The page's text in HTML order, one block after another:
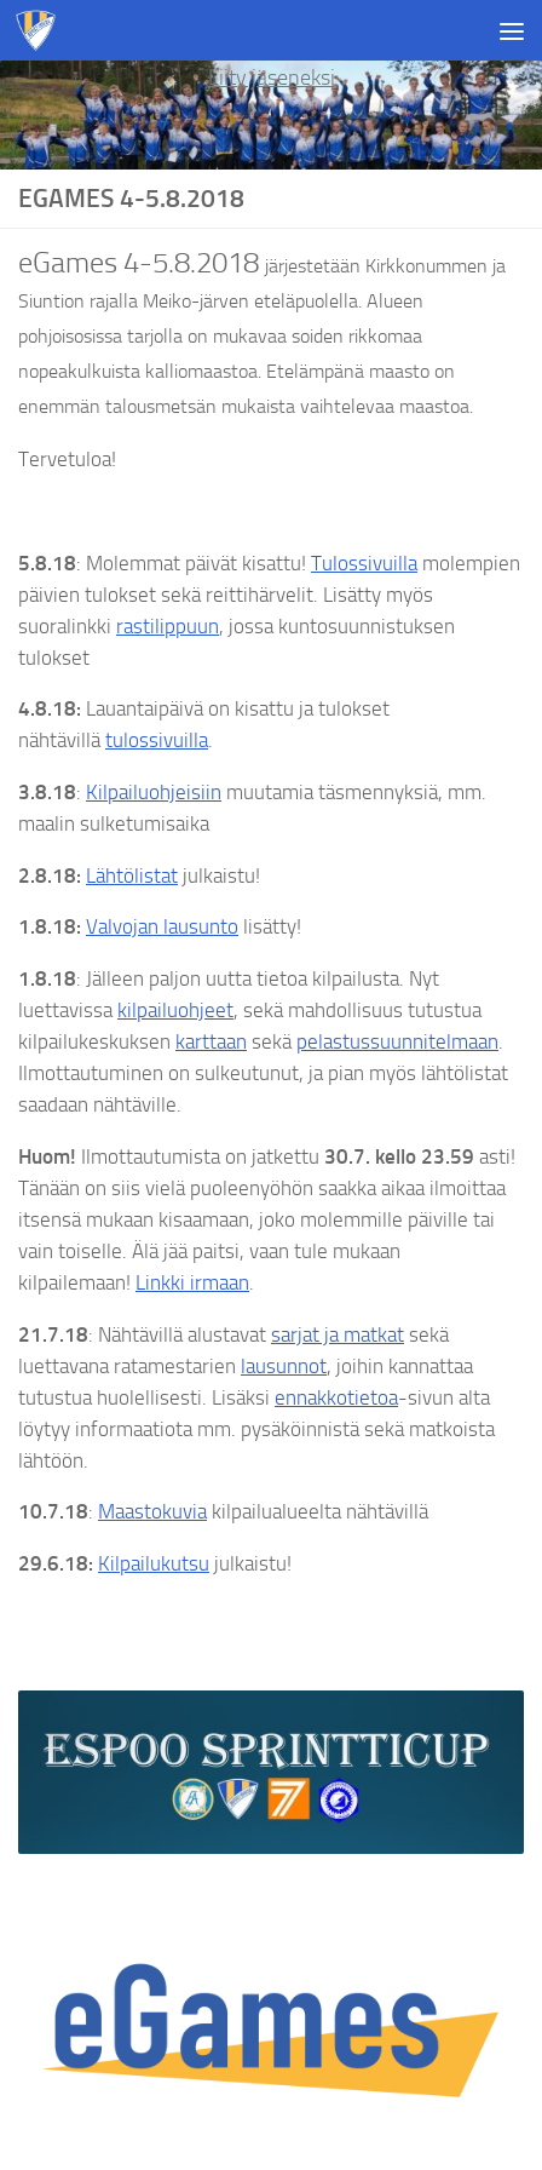
Skip to content
Liity jäseneksi
EGAMES 4-5.8.2018
eGames 4-5.8.2018 järjestetään Kirkkonummen ja
Siuntion rajalla Meiko-järven eteläpuolella. Alueen
pohjoisosissa tarjolla on mukavaa soiden rikkomaa
nopeakulkuista kalliomaastoa. Etelämpänä maasto on
enemmän talousmetsän mukaista vaihtelevaa maastoa.
Tervetuloa!
5.8.18: Molemmat päivät kisattu! Tulossivuilla molempien
päivien tulokset sekä reittihärvelit. Lisätty myös
suoralinkki rastilippuun, jossa kuntosuunnistuksen
tulokset
4.8.18: Lauantaipäivä on kisattu ja tulokset
nähtävillätulossivuilla.
3.8.18: Kilpailuohjeisiin muutamia täsmennyksiä, mm.
maalin sulketumisaika
2.8.18: Lähtölistat julkaistu!
1.8.18: Valvojan lausunto lisätty!
1.8.18: Jälleen paljon uutta tietoa kilpailusta. Nyt
luettavissa kilpailuohjeet, sekä mahdollisuus tutustua
kilpailukeskuksen karttaan sekä pelastussuunnitelmaan.
Ilmottautuminen on sulkeutunut, ja pian myös lähtölistat
saadaan nähtäville.
Huom! Ilmottautumista on jatkettu 30.7. kello 23.59 asti!
Tänään on siis vielä puoleenyöhön saakka aikaa ilmoittaa
itsensä mukaan kisaamaan, joko molemmille päiville tai
vain toiselle. Älä jää paitsi, vaan tule mukaan
kilpailemaan! Linkki irmaan
21.7.18: Nähtävillä alustavat sarjat ja matkat sekä
luettavana ratamestarien lausunnot, joihin kannattaa
tutustua huolellisesti. Lisäksi ennakkotietoa-sivun alta
löytyy informaatiota mm. pysäköinnistä sekä matkoista
lähtöön.
10.7.18: Maastokuviakilpailualueelta nähtävillä
29.6.18: Kilpailukutsu julkaistu!